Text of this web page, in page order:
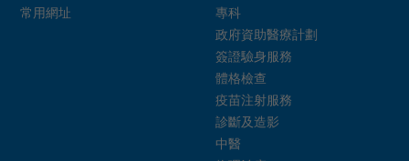
常用網址
專科
政府資助醫療計劃
簽證驗身服務
體格檢查
疫苗注射服務
診斷及造影
中醫